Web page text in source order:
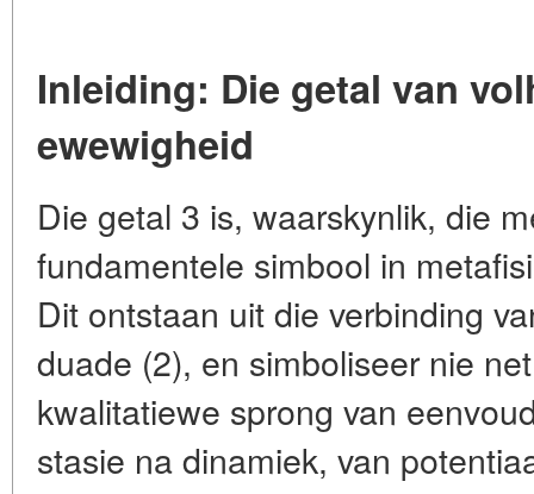
Inleiding: Die getal van
ewewigheid
Die getal 3 is, waarskynlik, die
fundamentele simbool in
Dit ontstaan uit die verbinding
duade (2), en simboliseer nie
kwalitatiewe sprong van
stasie na dinamiek, van